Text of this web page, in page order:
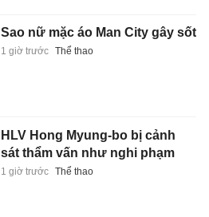
Sao nữ mặc áo Man City gây sốt
1 giờ trước Thể thao
HLV Hong Myung-bo bị cảnh
sát thẩm vấn như nghi phạm
1 giờ trước Thể thao